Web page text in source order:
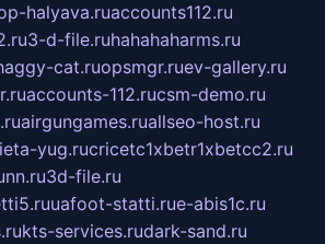
halyava.ruaccounts112.ru
3-d-file.ruhahahaharms.ru
cat.ruopsmgr.ruev-gallery.ru
accounts-112.rucsm-demo.ru
airgungames.ruallseo-host.ru
yug.rucricetc1xbetr1xbetcc2.ru
3d-file.ru
uafoot-statti.rue-abis1c.ru
kts-services.rudark-sand.ru